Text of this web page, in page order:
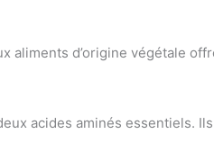
d’origine végétale
acides aminés essentiels.